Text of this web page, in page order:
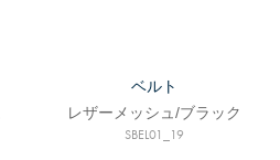
ベルト
レザーメッシュ/ブラック
SBEL01_19